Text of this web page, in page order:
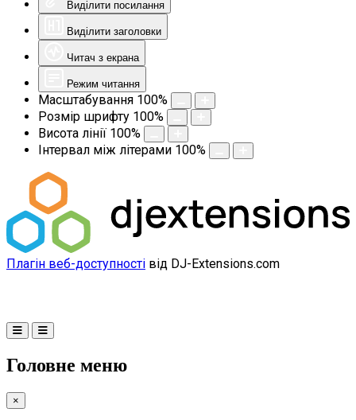
Виділити посилання
Виділити заголовки
Читач з екрана
Режим читання
Масштабування 100%
Розмір шрифту 100%
Висота лінії 100%
Інтервал між літерами 100%
Плагін веб-доступності від DJ-Extensions.com
Головне меню
×